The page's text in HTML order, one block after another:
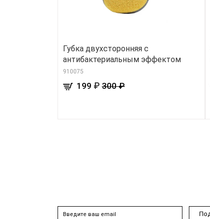
Губка двухсторонняя с
антибактериальным эффектом
910075
199 ₽ 300 ₽